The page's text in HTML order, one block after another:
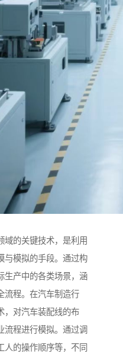
域的关键技术，是利用
与模拟的手段。通过构
生产中的各类场景，涵
流程。在汽车制造行
，对汽车装配线的布
流程进行模拟。通过调
人的操作顺序等，不同